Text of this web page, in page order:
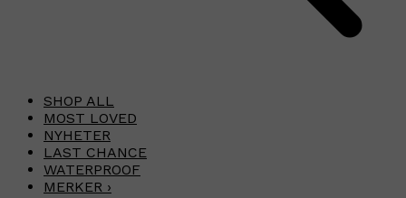
SHOP ALL
MOST LOVED
NYHETER
LAST CHANCE
WATERPROOF
MERKER ›